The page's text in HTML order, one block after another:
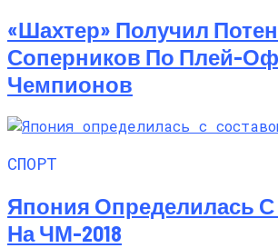
«Шахтер» Получил
Соперников По Плей-
Чемпионов
СПОРТ
Япония Определилась
На ЧМ-2018